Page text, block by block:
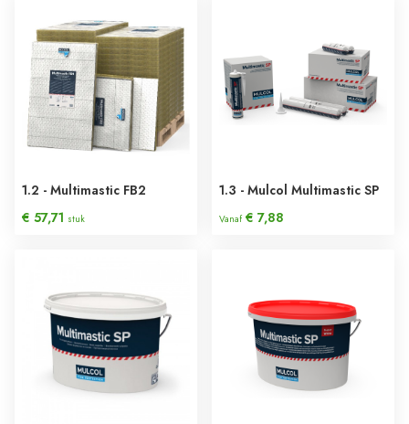
1.2 - Multimastic FB2
€ 57,71 stuk
1.3 - Mulcol Multimastic SP
Vanaf€ 7,88